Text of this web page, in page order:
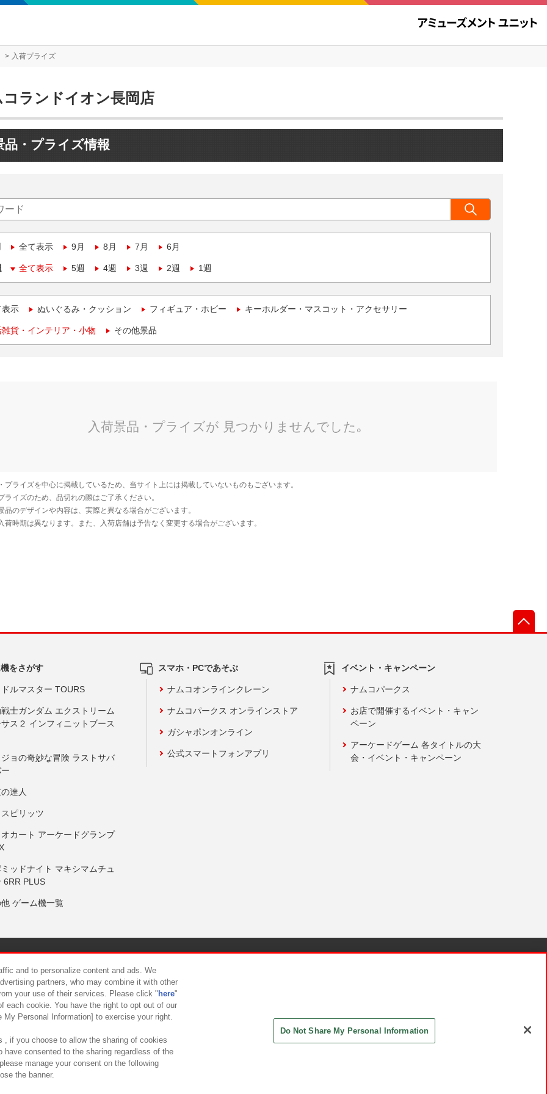
入荷プライズ
ランドイオン長岡店
品・プライズ情報
全て表示 9月 8月 7月 6月
全て表示 5週 4週 3週 2週 1週
表示 ぬいぐるみ・クッション フィギュア・ホビー キーホルダー・マスコット・アクセサリー
貨・インテリア・小物 その他景品
をさがす
ルマスター TOURS
士ガンダム エクストリーム
ス２ インフィニットブース
ョの奇妙な冒険 ラストサバ
達人
ピリッツ
カート アーケードグランプ
ッドナイト マキシマムチュ
6RR PLUS
ゲーム機一覧
スマホ・PCであそぶ
ナムコオンラインクレーン
ナムコパークス オンラインストア
ガシャポンオンライン
公式スマートフォンアプリ
イベント・キャンペーン
ナムコパークス
お店で開催するイベント・キャン
ペーン
アーケードゲーム 各タイトルの大
会・イベント・キャンペーン
について カスタマーハラスメント対応方針
and to personalize content and ads. We
partners, who may combine it with other
your use of their services. Please click " here"
each cookie. You have the right to opt out of our
Personal Information] to exercise your right.
, if you choose to allow the sharing of cookies
have consented to the sharing regardless of the
manage your consent on the following
the banner.
Do Not Share My Personal Information